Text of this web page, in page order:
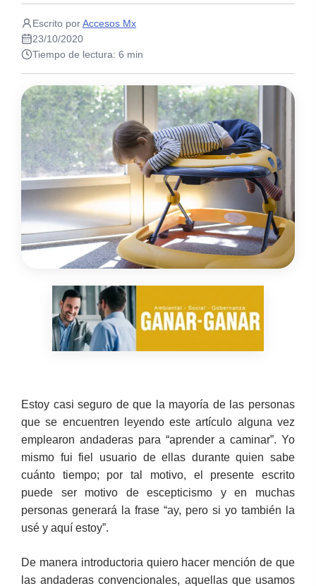
Escrito porAccesos Mx
23/10/2020
Tiempo de lectura: 6 min
Estoy casi seguro de que la mayoría de las personas
que se encuentren leyendo este artículo alguna vez
emplearon andaderas para “aprender a caminar”. Yo
mismo fui fiel usuario de ellas durante quien sabe
cuánto tiempo; por tal motivo, el presente escrito
puede ser motivo de escepticismo y en muchas
personas generará la frase “ay, pero si yo también la
usé y aquí estoy”.
De manera introductoria quiero hacer mención de que
las andaderas convencionales, aquellas que usamos